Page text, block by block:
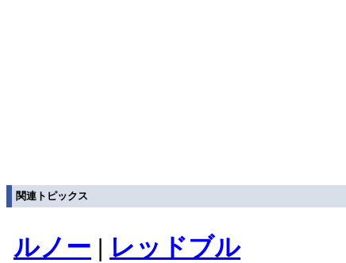
関連トピックス
ルノー | レッドブル